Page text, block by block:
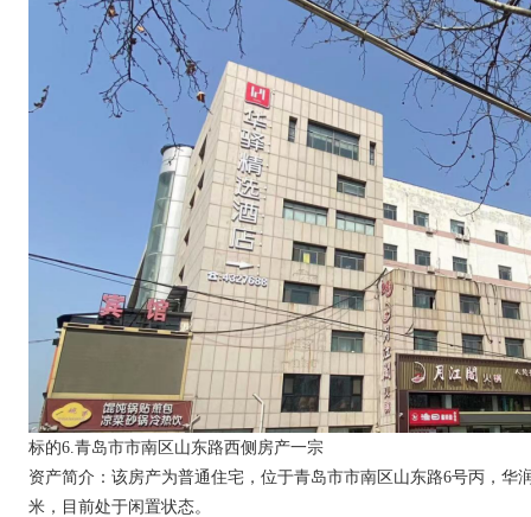
标的6.青岛市市南区山东路西侧房产一宗
资产简介：该房产为普通住宅，位于青岛市市南区山东路6号丙，华
米，目前处于闲置状态。